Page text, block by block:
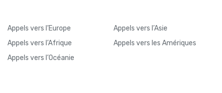
Appels vers l’Europe Appels vers l’Asie
Appels vers l’Afrique Appels vers les Amériques
Appels vers l’Océanie